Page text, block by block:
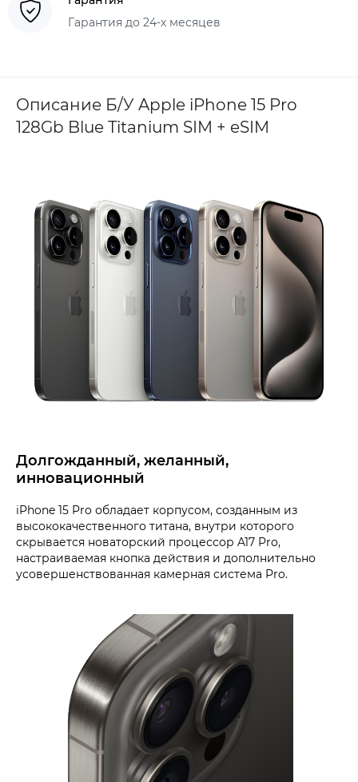
Гарантия до 24-х месяцев
Описание Б/У Apple iPhone 15 Pro
128Gb Blue Titanium SIM + eSIM
Долгожданный, желанный,
инновационный
iPhone 15 Pro обладает корпусом, созданным из
высококачественного титана, внутри которого
скрывается новаторский процессор A17 Pro,
настраиваемая кнопка действия и дополнительно
усовершенствованная камерная система Pro.